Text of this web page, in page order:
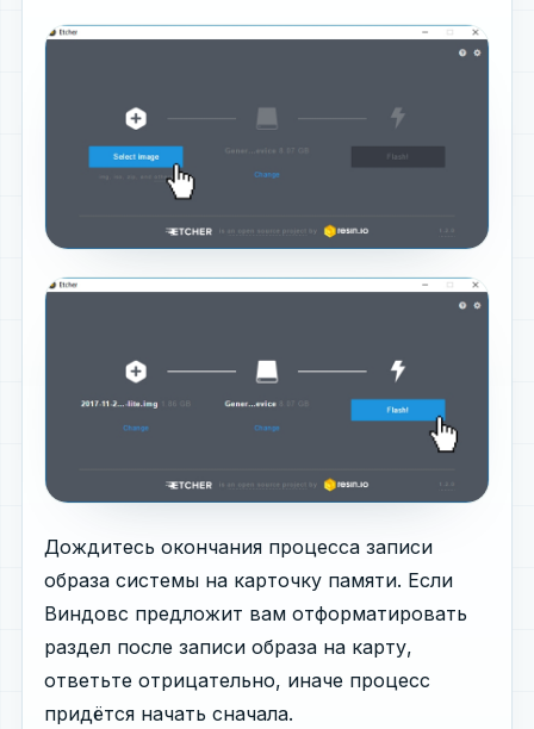
Дождитесь окончания процесса записи
образа системы на карточку памяти. Если
Виндовс предложит вам отформатировать
раздел после записи образа на карту,
ответьте отрицательно, иначе процесс
придётся начать сначала.